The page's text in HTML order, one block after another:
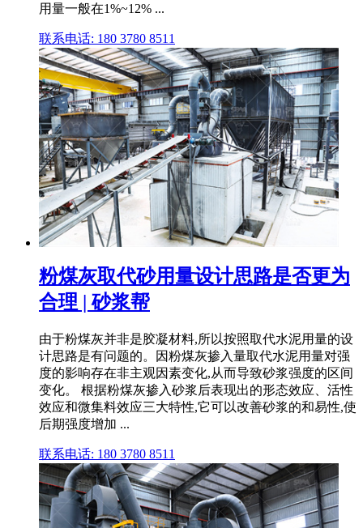
用量一般在1%~12% ...
联系电话: 180 3780 8511
粉煤灰取代砂用量设计思路是否更为
合理 | 砂浆帮
由于粉煤灰并非是胶凝材料,所以按照取代水泥用量的设
计思路是有问题的。因粉煤灰掺入量取代水泥用量对强
度的影响存在非主观因素变化,从而导致砂浆强度的区间
变化。 根据粉煤灰掺入砂浆后表现出的形态效应、活性
效应和微集料效应三大特性,它可以改善砂浆的和易性,使
后期强度增加 ...
联系电话: 180 3780 8511